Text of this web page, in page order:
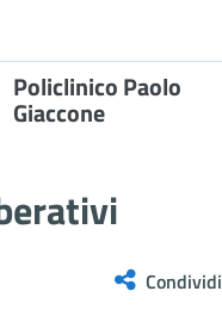
Policlinico Paolo
Giaccone
Condividi